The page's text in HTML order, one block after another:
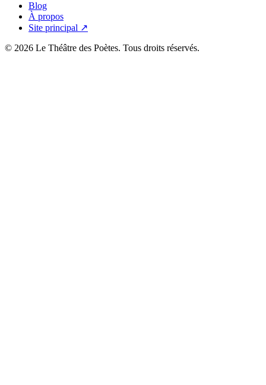
Blog
À propos
Site principal ↗
© 2026 Le Théâtre des Poètes. Tous droits réservés.